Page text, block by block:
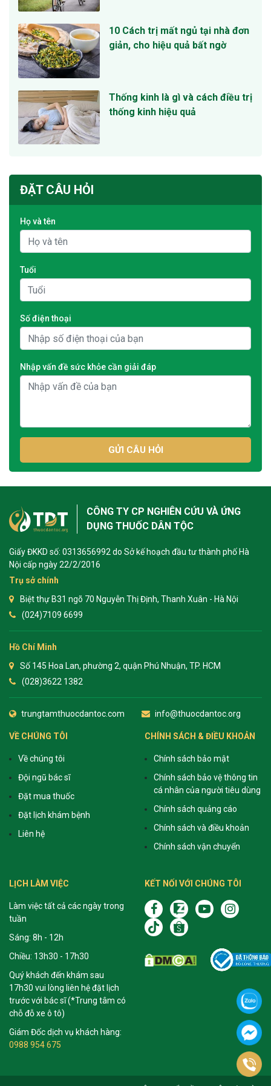
10 Cách trị mất ngủ tại nhà đơn
giản, cho hiệu quả bất ngờ
Thống kinh là gì và cách điều trị
thống kinh hiệu quả
ĐẶT CÂU HỎI
Họ và tên
Tuổi
Số điện thoại
Nhập vấn đề sức khỏe cần giải đáp
GỬI CÂU HỎI
CÔNG TY CP NGHIÊN CỨU VÀ ỨNG
DỤNG THUỐC DÂN TỘC
Giấy ĐKKD số: 0313656992 do Sở kế hoạch đầu tư thành phố Hà
Nội cấp ngày 22/2/2016
Trụ sở chính
Biệt thự B31 ngõ 70 Nguyễn Thị Định, Thanh Xuân - Hà Nội
(024)7109 6699
Hồ Chí Minh
Số 145 Hoa Lan, phường 2, quận Phú Nhuận, TP. HCM
(028)3622 1382
trungtamthuocdantoc.com info@thuocdantoc.org
VỀ CHÚNG TÔI
Về chúng tôi
Đội ngũ bác sĩ
Đặt mua thuốc
Đặt lịch khám bệnh
Liên hệ
CHÍNH SÁCH & ĐIỀU KHOẢN
Chính sách bảo mật
Chính sách bảo vệ thông tin
cá nhân của người tiêu dùng
Chính sách quảng cáo
Chính sách và điều khoản
Chính sách vận chuyển
LỊCH LÀM VIỆC
Làm việc tất cả các ngày trong
tuần
Sáng: 8h - 12h
Chiều: 13h30 - 17h30
Quý khách đến khám sau
17h30 vui lòng liên hệ đặt lịch
trước với bác sĩ (*Trung tâm có
chỗ đỗ xe ô tô)
Giám Đốc dịch vụ khách hàng:
0988 954 675
KẾT NỐI VỚI CHÚNG TÔI